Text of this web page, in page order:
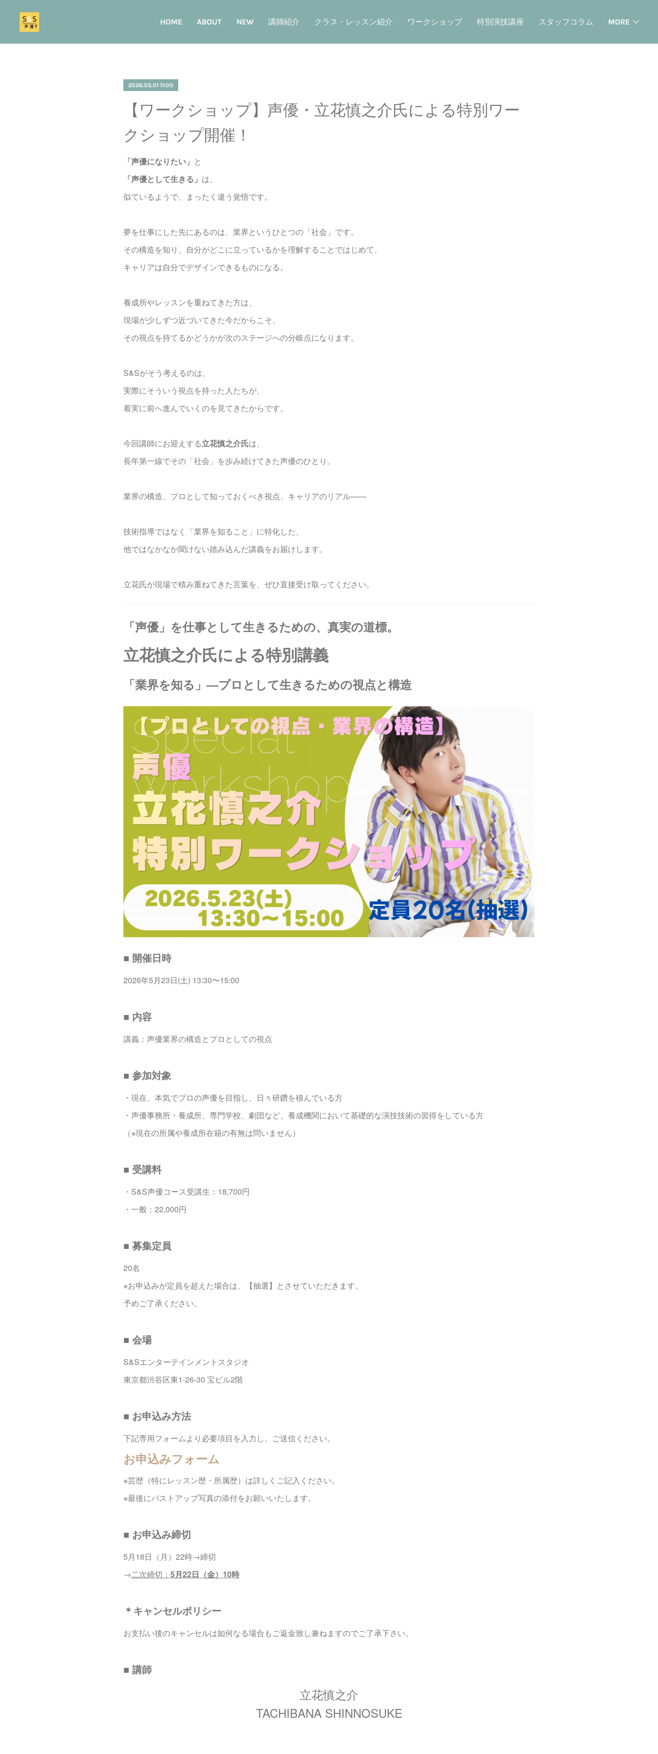
HOME ABOUT NEW 講師紹介 クラス・レッスン紹介 ワークショップ 特別演技講座 スタッフコラム MORE
2026.05.01 11:00
【ワークショップ】声優・立花慎之介氏による特別ワー
クショップ開催！
「声優になりたい」 と
「声優として生きる」 は、
似ているようで、まったく違う覚悟です。
夢を仕事にした先にあるのは、業界というひとつの「社会」です。
その構造を知り、自分がどこに立っているかを理解することではじめて、
キャリアは自分でデザインできるものになる。
養成所やレッスンを重ねてきた方は、
現場が少しずつ近づいてきた今だからこそ、
その視点を持てるかどうかが次のステージへの分岐点になります。
S&Sがそう考えるのは、
実際にそういう視点を持った人たちが、
着実に前へ進んでいくのを見てきたからです。
今回講師にお迎えする立花慎之介氏は、
長年第一線でその「社会」を歩み続けてきた声優のひとり。
業界の構造、プロとして知っておくべき視点、キャリアのリアル——
技術指導ではなく「業界を知ること」に特化した、
他ではなかなか聞けない踏み込んだ講義をお届けします。
立花氏が現場で積み重ねてきた言葉を、ぜひ直接受け取ってください。
「声優」を仕事として生きるための、真実の道標。
立花慎之介氏による特別講義
「業界を知る」—プロとして生きるための視点と構造
■ 開催日時
2026年5月23日(土) 13:30〜15:00
■ 内容
講義：声優業界の構造とプロとしての視点
■ 参加対象
・現在、本気でプロの声優を目指し、日々研鑽を積んでいる方
・声優事務所・養成所、専門学校、劇団など、養成機関において基礎的な演技技術の習得をしている方
（※現在の所属や養成所在籍の有無は問いません）
■ 受講料
・S&S声優コース受講生：18,700円
・一般：22,000円
■ 募集定員
20名
※お申込みが定員を超えた場合は、【抽選】とさせていただきます。
予めご了承ください。
■ 会場
S&Sエンターテインメントスタジオ
東京都渋谷区東1-26-30 宝ビル2階
■ お申込み方法
下記専用フォームより必要項目を入力し、ご送信ください。
お申込みフォーム
※芸歴（特にレッスン歴・所属歴）は詳しくご記入ください。
※最後にバストアップ写真の添付をお願いいたします。
■ お申込み締切
5月18日（月）22時→締切
→二次締切： 5月22日（金）10時
＊キャンセルポリシー
お支払い後のキャンセルは如何なる場合もご返金致し兼ねますのでご了承下さい。
■ 講師
立花慎之介
TACHIBANA SHINNOSUKE